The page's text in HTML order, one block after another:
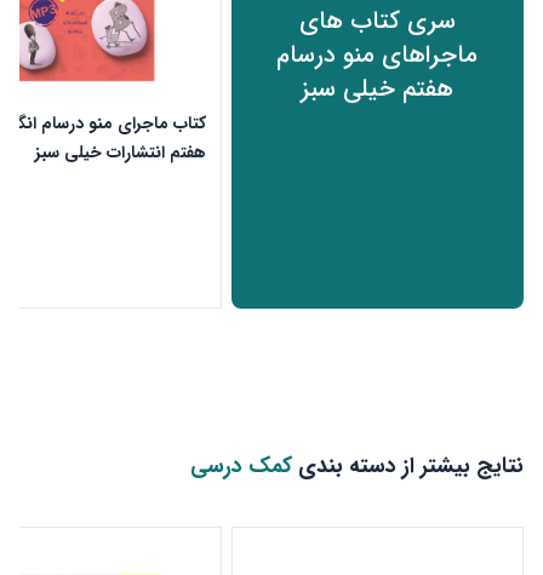
سری کتاب های
ماجراهای منو درسام
هفتم خیلی سبز
کتاب ماجرای منو درسام
هفتم انتشارات خیلی سبز
نتایج بیشتر از دسته بندی کمک درسی